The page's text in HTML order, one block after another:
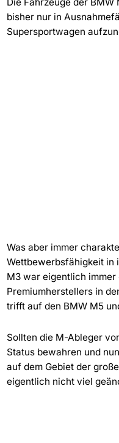
bisher nur in
Supersportwagen
Was aber immer
Wettbewerbsfähigkeit in
M3 war eigentlich
Premiumherstellers in
trifft auf den BMW M5
Sollten die M-Ableger
Status bewahren und
auf dem Gebiet der
eigentlich nicht viel